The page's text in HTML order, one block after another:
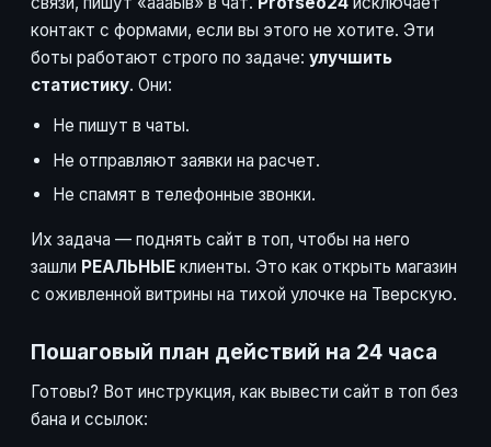
контакт с формами, если вы этого не хотите. Эти
боты работают строго по задаче: улучшить
статистику. Они:
Не пишут в чаты.
Не отправляют заявки на расчет.
Не спамят в телефонные звонки.
Их задача — поднять сайт в топ, чтобы на него
зашли РЕАЛЬНЫЕ клиенты. Это как открыть магазин
с оживленной витрины на тихой улочке на Тверскую.
Пошаговый план действий на 24 часа
Готовы? Вот инструкция, как вывести сайт в топ без
бана и ссылок: